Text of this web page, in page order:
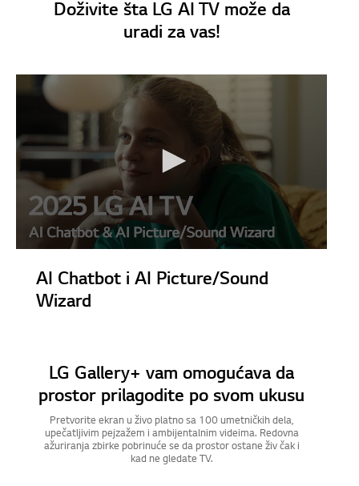
Doživite šta LG AI TV može da
uradi za vas!
AI Chatbot i AI Picture/Sound
Wizard
LG Gallery+ vam omogućava da
prostor prilagodite po svom ukusu
Pretvorite ekran u živo platno sa 100 umetničkih dela,
upečatljivim pejzažem i ambijentalnim videima. Redovna
ažuriranja zbirke pobrinuće se da prostor ostane živ čak i
kad ne gledate TV.